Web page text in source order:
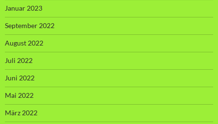
Januar 2023
September 2022
August 2022
Juli 2022
Juni 2022
Mai 2022
März 2022